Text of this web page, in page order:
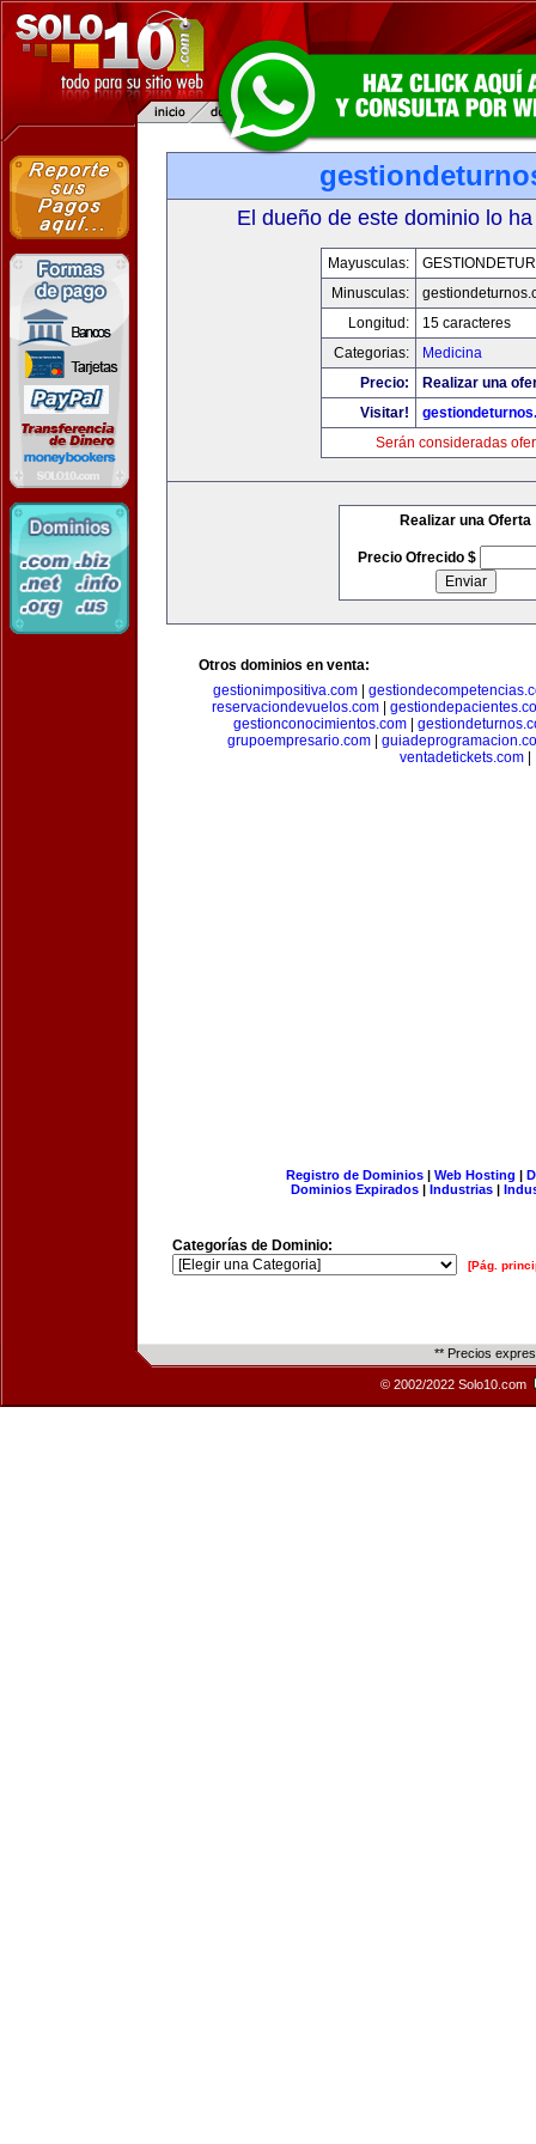
El dueño de este dominio lo
Mayusculas:
Minusculas:
Longitud:
15 caracteres
Categorias:
Medicina
Precio:
Realizar una
Visitar!
Serán consideradas
Realizar una Oferta
Precio Ofrecido $
Otros dominios en venta:
gestionimpositiva.com
reservaciondevuelos.com
gestionconocimientos.com
grupoempresario.com|
ventadetickets.com
Registro de Dominios| Web Hosting |
Dominios Expirados | Industrias |
Categorías de Dominio:
[Pág.
** Precios
© 2002/2022 Solo10.com